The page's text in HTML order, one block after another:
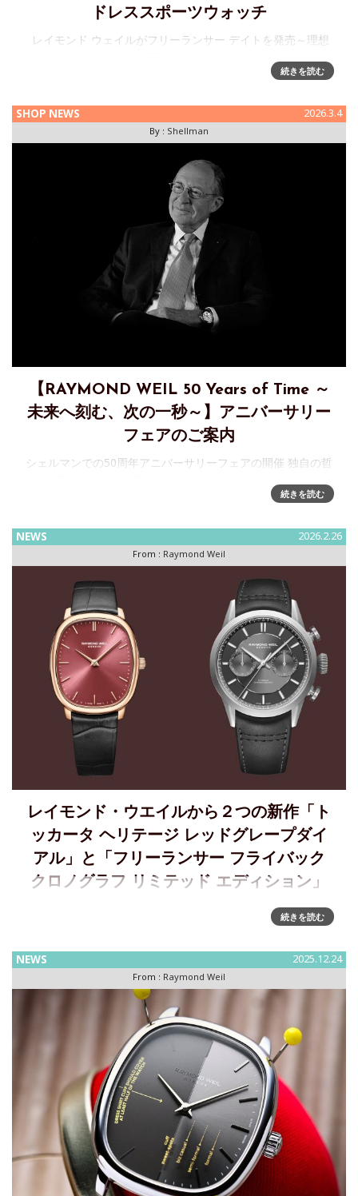
ドレススポーツウォッチ
レイモンド ウェイルがフリーランサー デイトを発売～理想
レススポーツウォッチ RAYMOND WEIL（ レイモンド ウェイ
続きを読む
SHOP NEWS 2026.3.4
By : Shellman
【RAYMOND WEIL 50 Years of Time ～
未来へ刻む、次の一秒～】アニバーサリー
フェアのご案内
シェルマンでの50周年アニバーサリーフェアの開催 独自の哲
が、今年で創業50周年という記念すべき節目を迎えます。こ
銀座店の3店
続きを読む
NEWS 2026.2.26
From : Raymond Weil
レイモンド・ウエイルから２つの新作「ト
ッカータ ヘリテージ レッドグレープダイ
アル」と「フリーランサー フライバック
クロノグラフ リミテッド エディション」
レイモンド・ウエイル「トッカータ ヘリテージ」と「フリー
ランサー フライバック クロノグラフ 」に新作登場①トッカ
続きを読む
NEWS 2025.12.24
From : Raymond Weil